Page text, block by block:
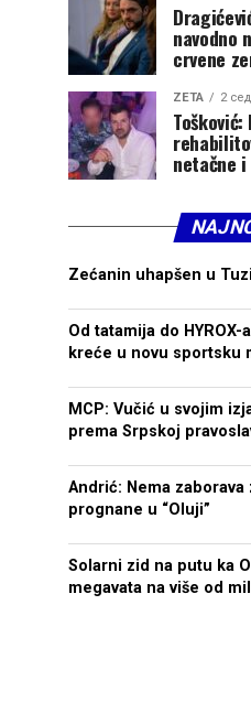
navodno
crvene
ZETA 2
netačne
Zećanin uhapšen u
Od tatamija do
kreće u novu sportsku
MCP: Vučić u svojim
prema Srpskoj
Andrić: Nema zaborava
prognane u “Oluji”
Solarni zid na putu ka
megavata na više od